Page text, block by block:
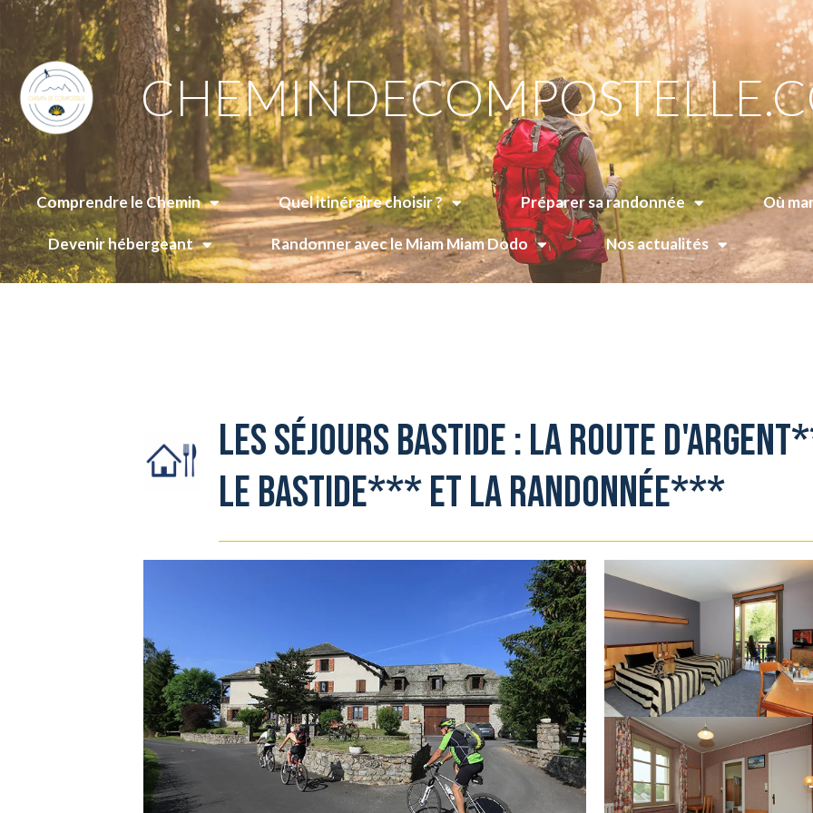
Comprendre le Chemin Quel itinéraire choisir ? Préparer sa randonnée Où
Devenir hébergeant Randonner avec le Miam Miam Dodo Nos actualités
Les Séjours Bastide : La Route
Le Bastide*** et la Randonnée***